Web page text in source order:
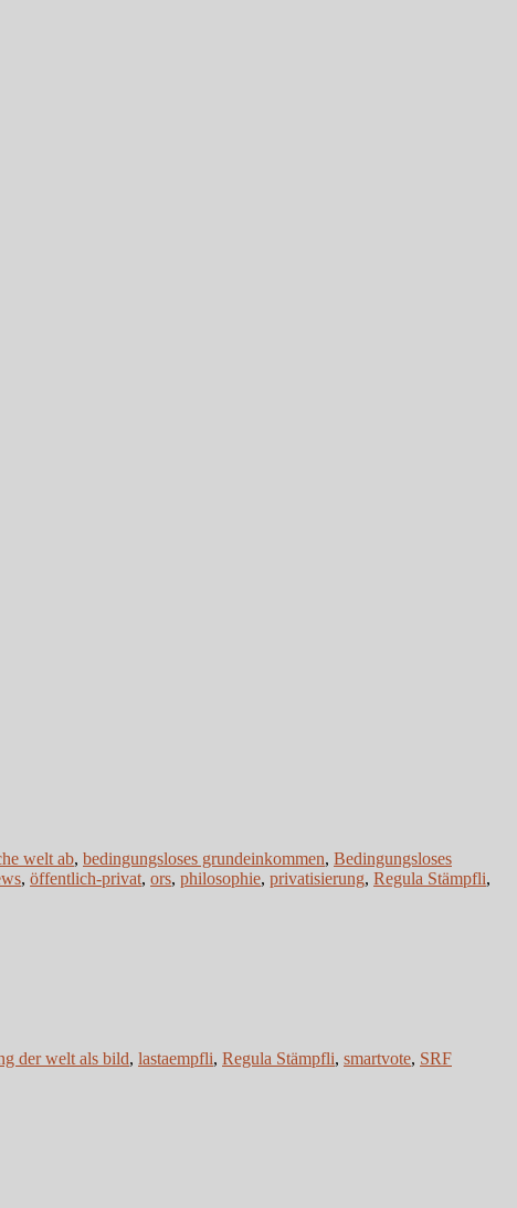
welt ab, bedingungsloses grundeinkommen, Bedingungsloses
, öffentlich-privat, ors, philosophie, privatisierung, Regula Stämpfli,
der welt als bild, lastaempfli, Regula Stämpfli, smartvote, SRF